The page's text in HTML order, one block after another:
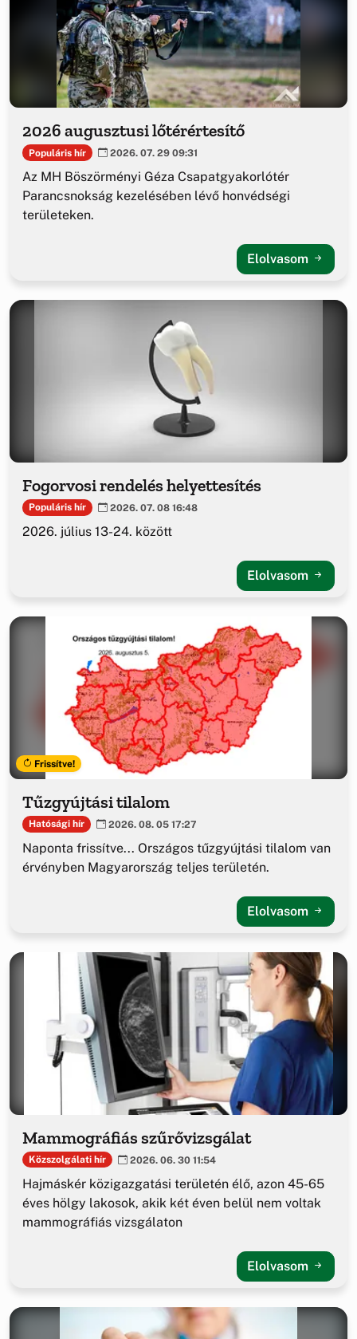
2026 augusztusi lőtérértesítő
Populáris hír 2026. 07. 29 09:31
Az MH Böszörményi Géza Csapatgyakorlótér
Parancsnokság kezelésében lévő honvédségi
területeken.
Elolvasom
Fogorvosi rendelés helyettesítés
Populáris hír 2026. 07. 08 16:48
2026. július 13-24. között
Elolvasom
Frissítve!
Tűzgyújtási tilalom
Hatósági hír 2026. 08. 05 17:27
Naponta frissítve... Országos tűzgyújtási tilalom van
érvényben Magyarország teljes területén.
Elolvasom
Mammográfiás szűrővizsgálat
Közszolgálati hír 2026. 06. 30 11:54
Hajmáskér közigazgatási területén élő, azon 45-65
éves hölgy lakosok, akik két éven belül nem voltak
mammográfiás vizsgálaton
Elolvasom